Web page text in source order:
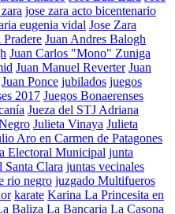
jose zara acto bicentenario
eugenia vidal Jose Zara
Pradere Juan Andres Balogh
Juan Carlos "Mono" Zuniga
Juan Manuel Reverter Juan
Juan Ponce jubilados juegos
2017 Juegos Bonaerenses
Jueza del STJ Adriana
Julieta Vinaya Julieta
Aro en Carmen de Patagones
Electoral Municipal junta
Santa Clara juntas vecinales
rio negro juzgado Multifueros
karate Karina La Princesita en
Baliza La Bancaria La Casona